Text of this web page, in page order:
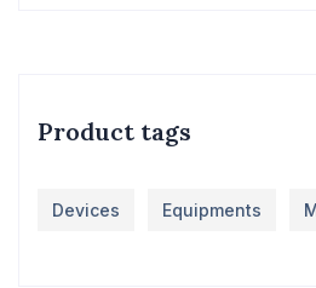
Product tags
Devices Equipments